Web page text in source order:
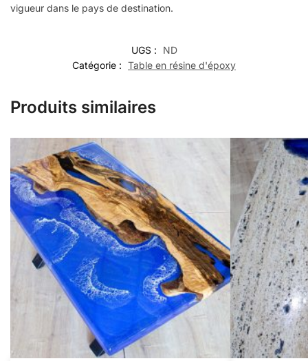
vigueur dans le pays de destination.
UGS :
ND
Catégorie : Table en résine d'époxy
Produits similaires